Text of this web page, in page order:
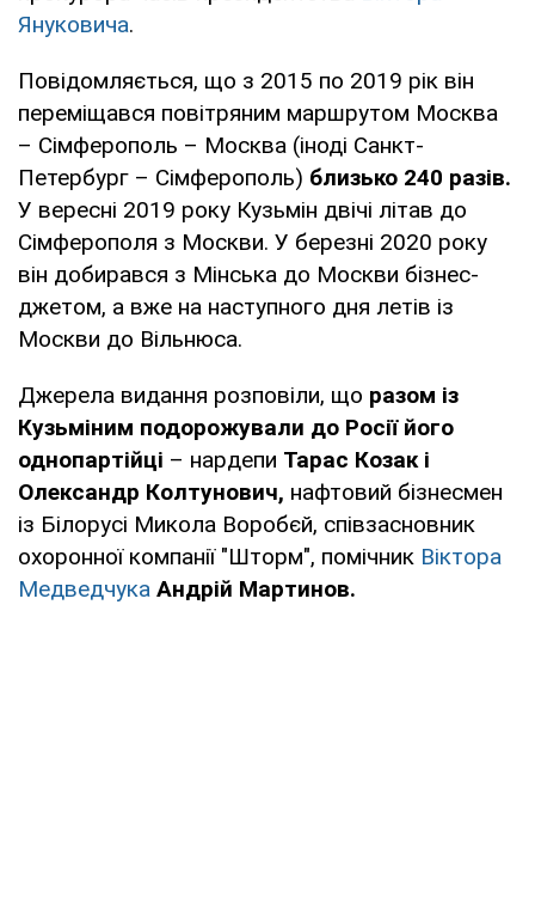
Януковича.
Повідомляється, що з 2015 по 2019 рік він
переміщався повітряним маршрутом Москва
– Сімферополь – Москва (іноді Санкт-
Петербург – Сімферополь) близько 240 разів.
У вересні 2019 року Кузьмін двічі літав до
Сімферополя з Москви. У березні 2020 року
він добирався з Мінська до Москви бізнес-
джетом, а вже на наступного дня летів із
Москви до Вільнюса.
Джерела видання розповіли, що разом із
Кузьміним подорожували до Росії його
однопартійці – нардепи Тарас Козак і
Олександр Колтунович, нафтовий бізнесмен
із Білорусі Микола Воробєй, співзасновник
охоронної компанії "Шторм", помічник Віктора
Медведчука Андрій Мартинов.